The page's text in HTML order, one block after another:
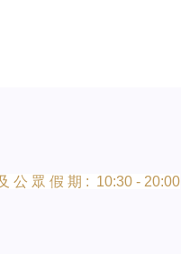
公 眾 假 期 : 10:30 - 20:00